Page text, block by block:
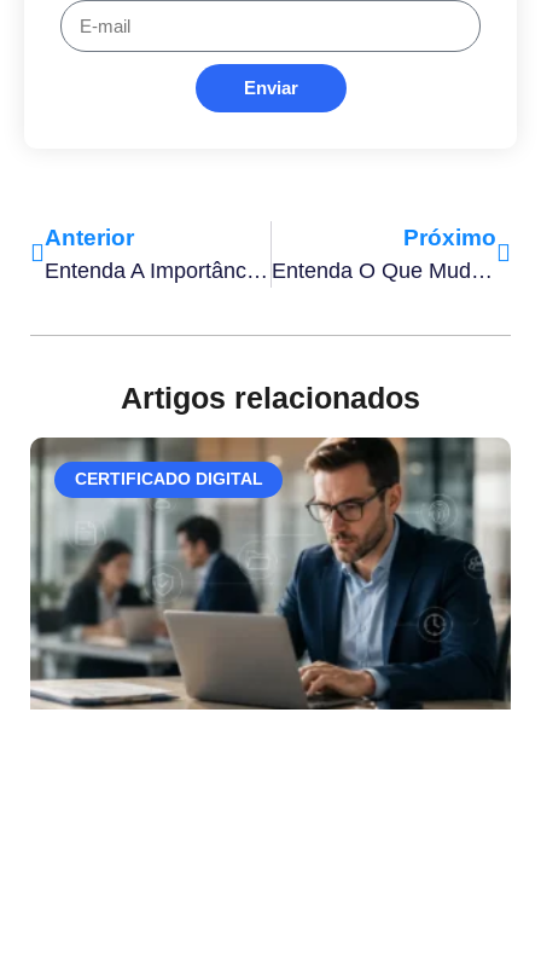
Enviar
Anterior
Entenda A Importância Da Prova De Vida Por Biometria Facial
Próximo
Entenda O Que Muda Na Nova Instrução Normativa Do ITI Em 2025
Artigos relacionados
CERTIFICADO DIGITAL